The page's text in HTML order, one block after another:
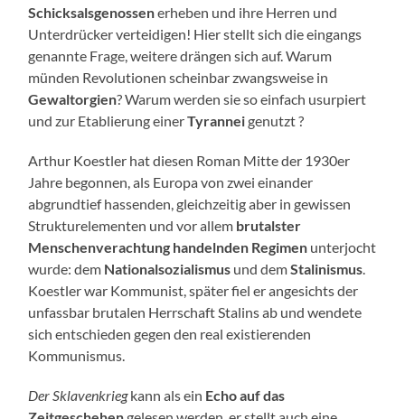
Schicksalsgenossenerheben und ihre Herren und
Unterdrücker verteidigen! Hier stellt sich die eingangs
genannte Frage, weitere drängen sich auf. Warum
münden Revolutionen scheinbar zwangsweise in
Gewaltorgien? Warum werden sie so einfach usurpiert
und zur Etablierung einerTyranneigenutzt ?
Arthur Koestler hat diesen Roman Mitte der 1930er
Jahre begonnen, als Europa von zwei einander
abgrundtief hassenden, gleichzeitig aber in gewissen
Strukturelementen und vor allem brutalster
Menschenverachtung handelnden Regimen unterjocht
wurde: dem Nationalsozialismus und demStalinismus.
Koestler war Kommunist, später fiel er angesichts der
unfassbar brutalen Herrschaft Stalins ab und wendete
sich entschieden gegen den real existierenden
Kommunismus.
Der Sklavenkriegkann als ein Echo auf das